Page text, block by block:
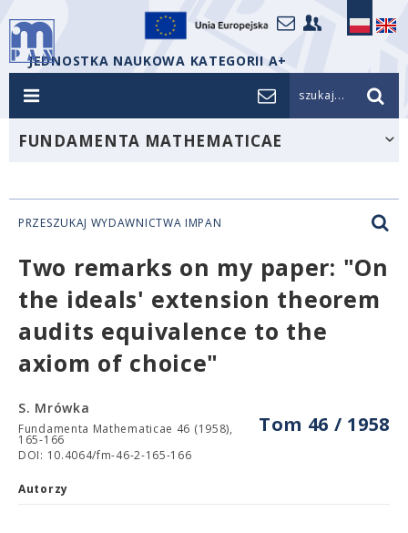
JEDNOSTKA NAUKOWA KATEGORII A+
szukaj...
FUNDAMENTA MATHEMATICAE
PRZESZUKAJ WYDAWNICTWA IMPAN
Two remarks on my paper: "On
the ideals' extension theorem
audits equivalence to the
axiom of choice"
Tom 46 / 1958
S. Mrówka
Fundamenta Mathematicae 46 (1958),
165-166
DOI: 10.4064/fm-46-2-165-166
Autorzy